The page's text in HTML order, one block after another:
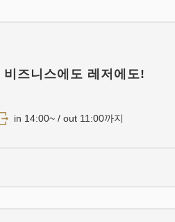
비즈니스에도 레저에도!
in 14:00~ / out 11:00까지